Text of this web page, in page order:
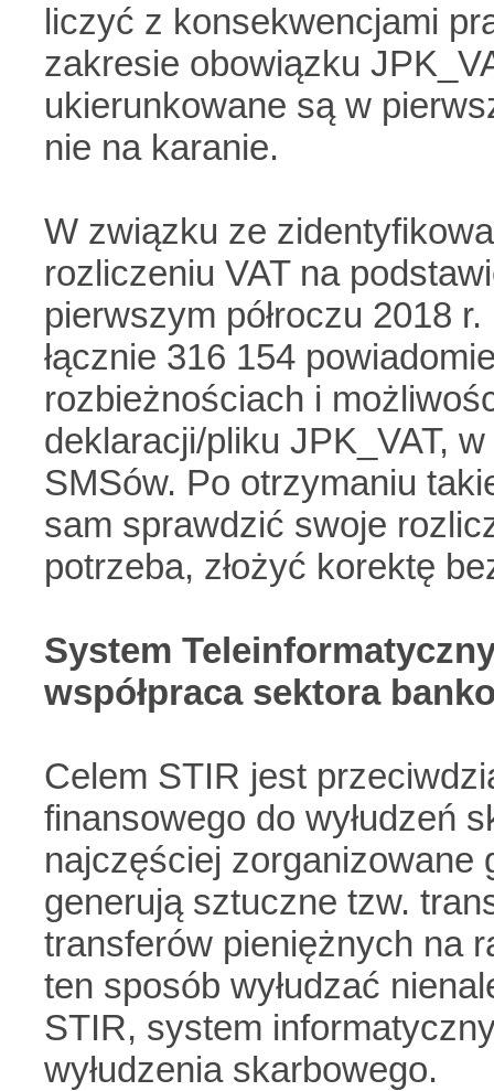
liczyć z konsekwencjami
zakresie obowiązku
ukierunkowane są w
nie na karanie.
W związku ze
rozliczeniu VAT na
pierwszym półroczu 2018
łącznie 316 154
rozbieżnościach i
deklaracji/pliku JPK_VAT,
SMSów. Po otrzymaniu
sam sprawdzić swoje
potrzeba, złożyć korektę
System
współpraca sektora
Celem STIR jest
finansowego do wyłudzeń
najczęściej
generują sztuczne tzw.
transferów pieniężnych na
ten sposób wyłudzać
STIR, system
wyłudzenia skarbowego.